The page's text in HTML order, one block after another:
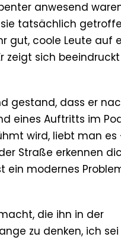
anwesend
tatsächlich
gut, coole Leute auf
zeigt sich
gestand, dass er
eines Auftritts im
wird, liebt man es
Straße erkennen
ein modernes
die ihn in der
zu denken, ich